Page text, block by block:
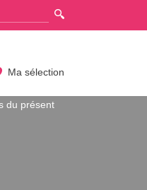
Ma sélection
du présent